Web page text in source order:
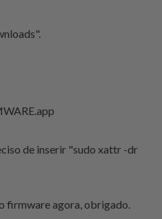
de inserir "sudo xattr -dr
firmware agora, obrigado.